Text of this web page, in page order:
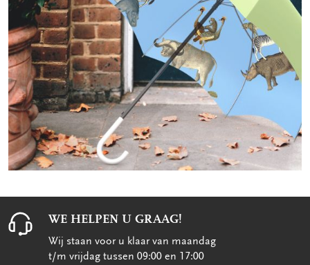
WE HELPEN U GRAAG!
Wij staan voor u klaar van maandag
t/m vrijdag tussen 09:00 en 17:00